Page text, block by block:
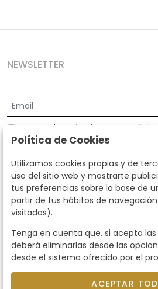
NEWSLETTER
Acepto los Términos y
privacidad
Según la LOPD y disposiciones de
datos personales serán tratados por
finalidad de gestionar la relación
derechos de acceso, rectificación,
derechos en los términos establecidos
dirigiéndote a nosotros. Asimismo, nos
llamando al teléfono 915159584 o
info@subastassegre.es
Este sitio está protegido por reCAPTCHA
Política de Cookies
Utilizamos cookies propias y de
uso del sitio web y mostrarte
tus preferencias sobre la base de
partir de tus hábitos de
visitadas).
Tenga en cuenta que, si acepta
deberá eliminarlas desde las
desde el sistema ofrecido por el
ACEPTAR